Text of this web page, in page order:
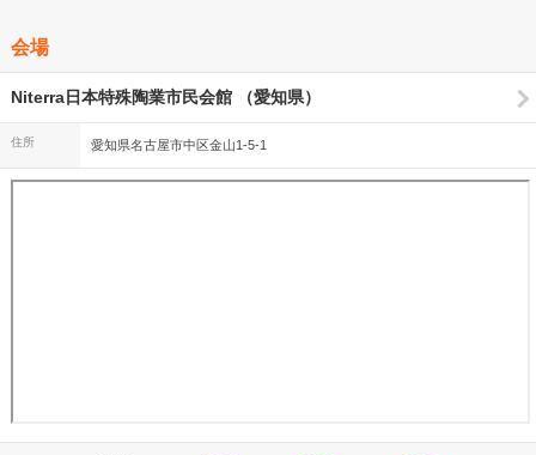
会場
Niterra日本特殊陶業市民会館 （愛知県）
住所 愛知県名古屋市中区金山1-5-1